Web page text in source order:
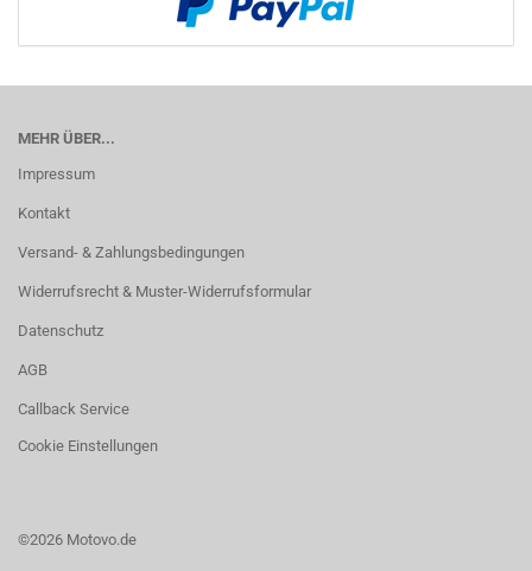
MEHR ÜBER...
Impressum
Kontakt
Versand- & Zahlungsbedingungen
Widerrufsrecht & Muster-Widerrufsformular
Datenschutz
AGB
Callback Service
Cookie Einstellungen
©2026 Motovo.de